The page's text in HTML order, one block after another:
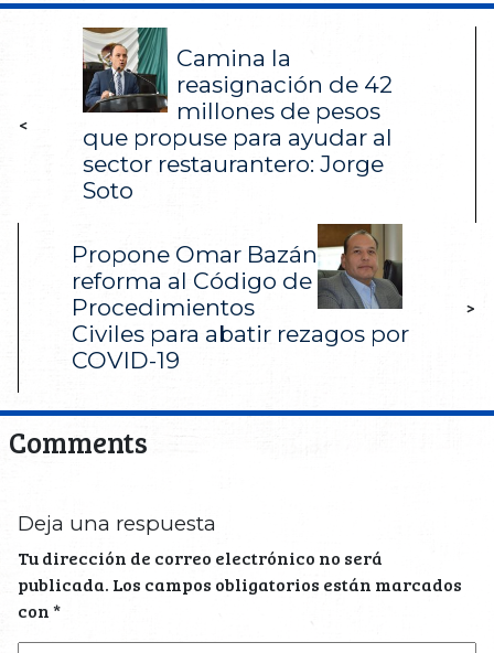
<
Camina la
reasignación de 42
millones de pesos
que propuse para ayudar al
sector restaurantero: Jorge
Soto
Propone Omar Bazán
reforma al Código de
Procedimientos
Civiles para abatir rezagos por
COVID-19
>
Comments
Deja una respuesta
Tu dirección de correo electrónico no será
publicada. Los campos obligatorios están marcados
con*